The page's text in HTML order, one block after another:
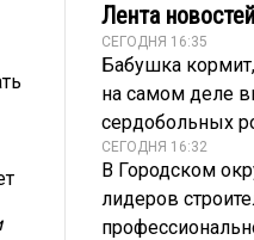
Лента новостей
СЕГОДНЯ 16:35
Бабушка
на самом деле
сердобольных
СЕГОДНЯ 16:32
В Городском
лидеров